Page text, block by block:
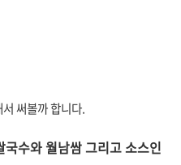
써볼까 합니다.
수와 월남쌈 그리고 소스인